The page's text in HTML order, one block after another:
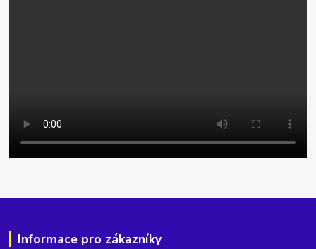
Informace pro zákazníky